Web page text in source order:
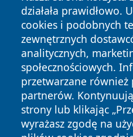
działała prawidłowo.
cookies i podobnych
zewnętrznych
analitycznych,
społecznościowych.
przetwarzane również
partnerów.
strony lub klikając
wyrażasz zgodę na
Copyright © 2026
zastrzeżone.